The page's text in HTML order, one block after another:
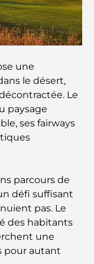
Hills 2 : un
Jumeirah : une
et des
à Dubaï :
inégalé pour
: votre
une
le désert,
Le
paysage
ses fairways
parcours de
défi suffisant
pas. Le
des habitants
une
pour autant